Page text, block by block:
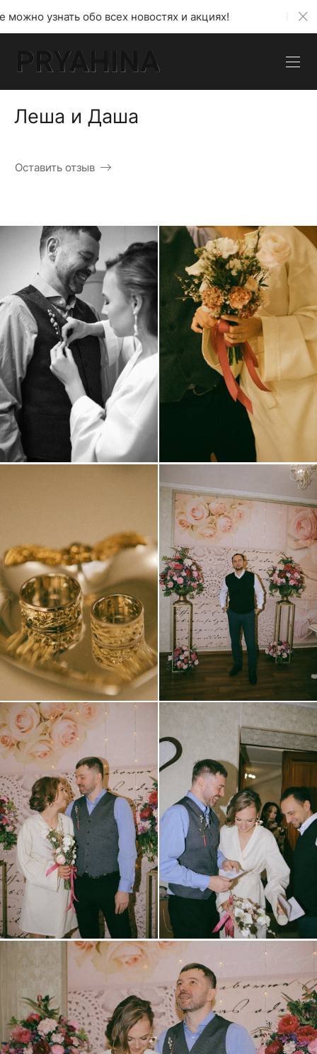
новостях и акциях! В моем телеграмм
Леша и Даша
Оставить отзыв